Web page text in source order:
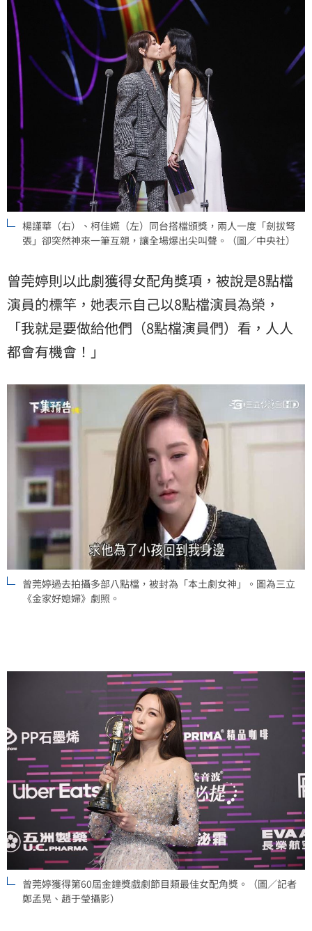
楊謹華（右）、柯佳嬿（左）同台搭檔頒獎，兩人一度「劍拔弩
張」卻突然神來一筆互親，讓全場爆出尖叫聲。（圖／中央社）
曾莞婷則以此劇獲得女配角獎項，被說是8點檔
演員的標竿，她表示自己以8點檔演員為榮，
「我就是要做給他們（8點檔演員們）看，人人
都會有機會！」
曾莞婷過去拍攝多部八點檔，被封為「本土劇女神」。圖為三立
《金家好媳婦》劇照。
曾莞婷獲得第60屆金鐘獎戲劇節目類最佳女配角獎。（圖／記者
鄭孟晃、趙于瑩攝影）